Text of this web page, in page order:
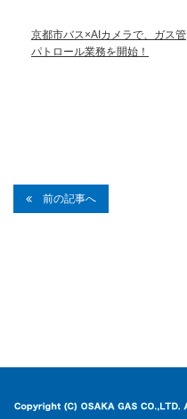
京都市バス×AIカメラで、ガス管
パトロール業務を開始！
前の記事へ